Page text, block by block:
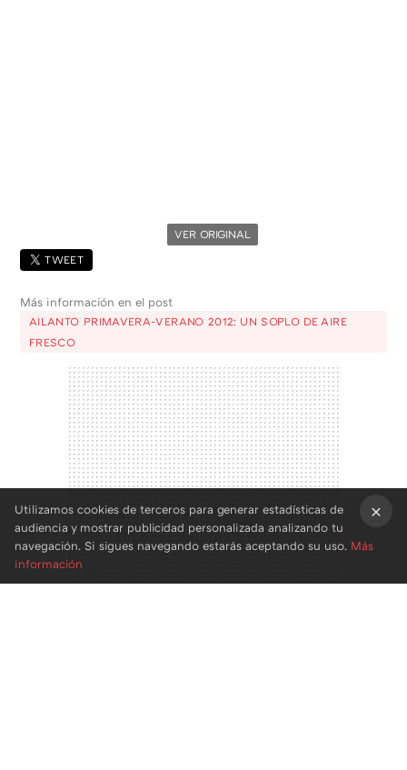
VER ORIGINAL
TWEET
Más información en el post
AILANTO PRIMAVERA-VERANO 2012: UN SOPLO DE AIRE
FRESCO
Utilizamos cookies de terceros para generar estadísticas de
audiencia y mostrar publicidad personalizada analizando tu
navegación. Si sigues navegando estarás aceptando su uso. Más
información